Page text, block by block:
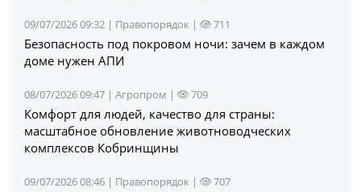
09/07/2026 09:32 | Правопорядок | 711
Безопасность под покровом ночи: зачем в каждом
доме нужен АПИ
08/07/2026 09:47 | Агропром | 709
Комфорт для людей, качество для страны:
масштабное обновление животноводческих
комплексов Кобринщины
09/07/2026 08:46 | Правопорядок | 707